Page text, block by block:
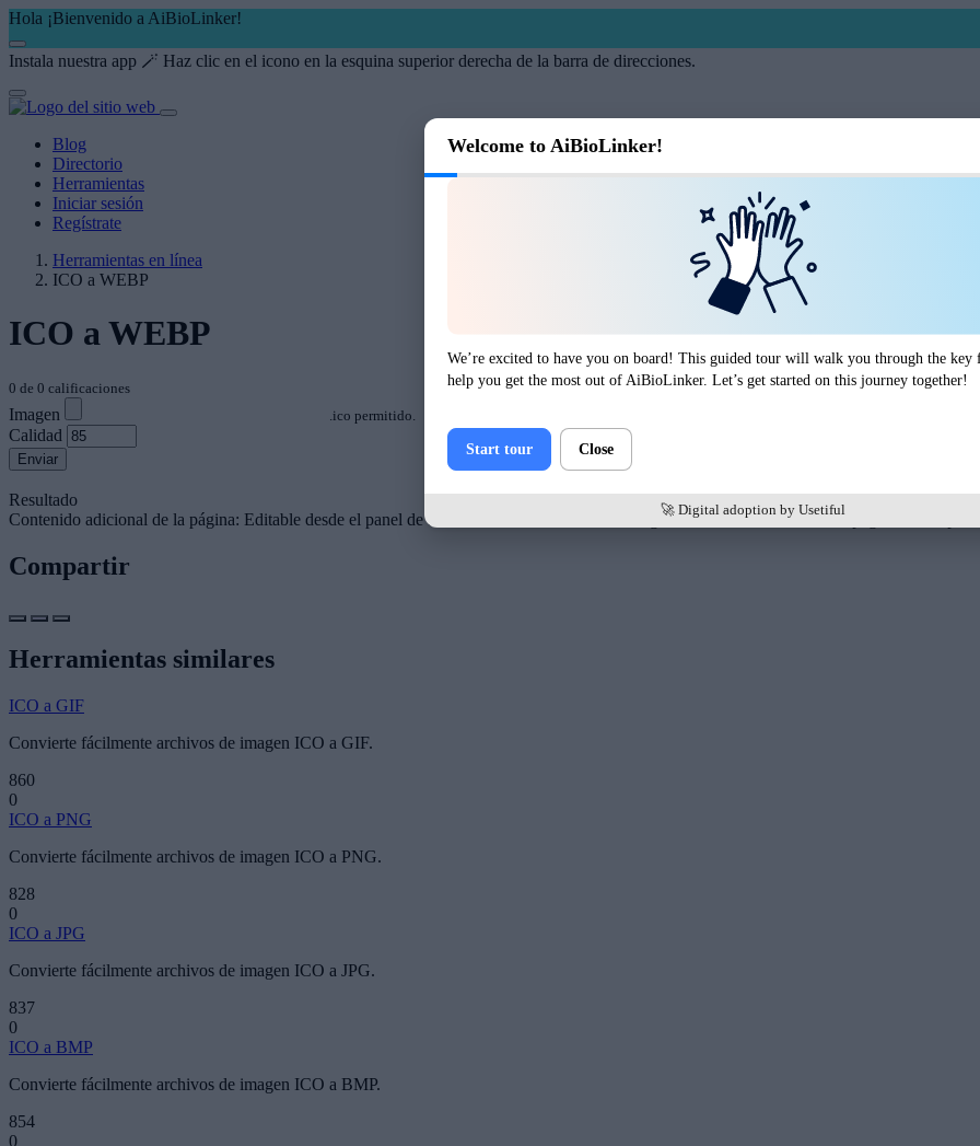
Hola ¡Bienvenido a AiBioLinker!
Instala nuestra app 🪄 Haz clic en el icono en la esquina superior derecha de la barra de direcciones.
Blog
Directorio
Herramientas
Iniciar sesión
Regístrate
Herramientas en línea
ICO a WEBP
ICO a WEBP
0 de 0 calificaciones
Imagen .ico permitido.
Calidad
Enviar
Resultado
Contenido adicional de la página: Editable desde el panel de administración -> idiomas -> elegir o crear idioma -> traducir página de la
Compartir
Herramientas similares
ICO a GIF
Convierte fácilmente archivos de imagen ICO a GIF.
860
0
ICO a PNG
Convierte fácilmente archivos de imagen ICO a PNG.
828
0
ICO a JPG
Convierte fácilmente archivos de imagen ICO a JPG.
837
0
ICO a BMP
Convierte fácilmente archivos de imagen ICO a BMP.
854
0
Welcome to AiBioLinker!
We’re excited to have you on board! This guided tour will walk you through the key
help you get the most out of AiBioLinker. Let’s get started on this journey together!
Start tour Close
🚀 Digital adoption by Usetiful